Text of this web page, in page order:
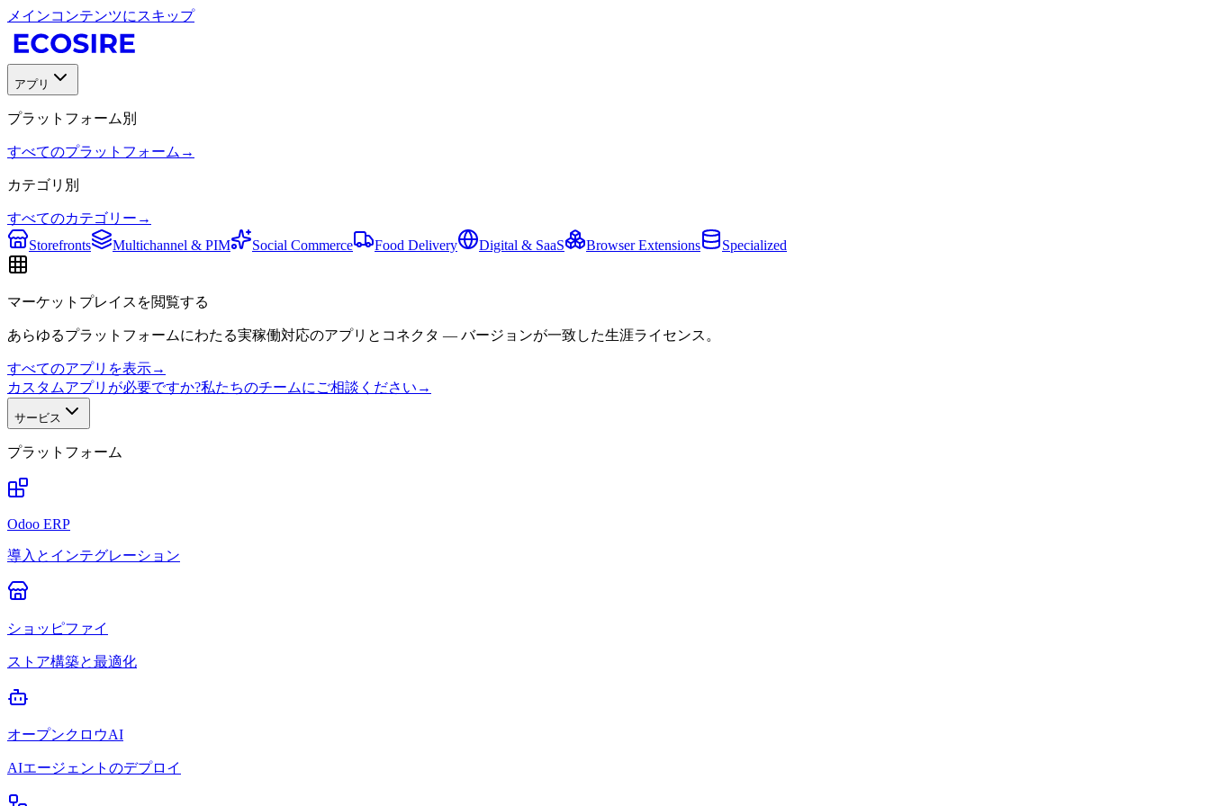
メインコンテンツにスキップ
アプリ
プラットフォーム別
すべてのプラットフォーム →
カテゴリ別
すべてのカテゴリー →
Storefronts
Multichannel & PIM Social Commerce Food Delivery Digital & SaaS Browser Extensions Specialized
マーケットプレイスを閲覧する
あらゆるプラットフォームにわたる実稼働対応のアプリとコネクタ — バージョンが一致した生涯ライセンス。
すべてのアプリを表示→
カスタムアプリが必要ですか?私たちのチームにご相談ください →
サービス
プラットフォーム
Odoo ERP
導入とインテグレーション
ショッピファイ
ストア構築と最適化
オープンクロウAI
AIエージェントのデプロイ